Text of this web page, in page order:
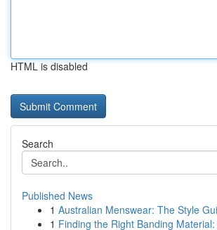
HTML is disabled
Search
Published News
1 Australian Menswear: The Style
1 Finding the Right Banding